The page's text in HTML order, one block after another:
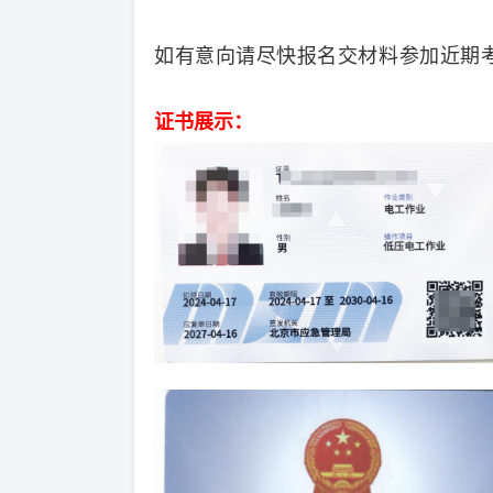
如 有意向请尽快报名交材料参加近期
证书展示：